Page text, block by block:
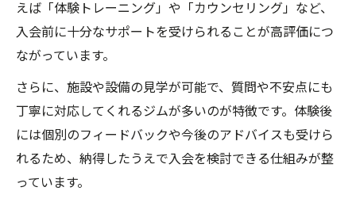
えば「体験トレーニング」や「カウンセリング」など、
入会前に十分なサポートを受けられることが高評価につ
ながっています。
さらに、施設や設備の見学が可能で、質問や不安点にも
丁寧に対応してくれるジムが多いのが特徴です。体験後
には個別のフィードバックや今後のアドバイスも受けら
れるため、納得したうえで入会を検討できる仕組みが整
っています。